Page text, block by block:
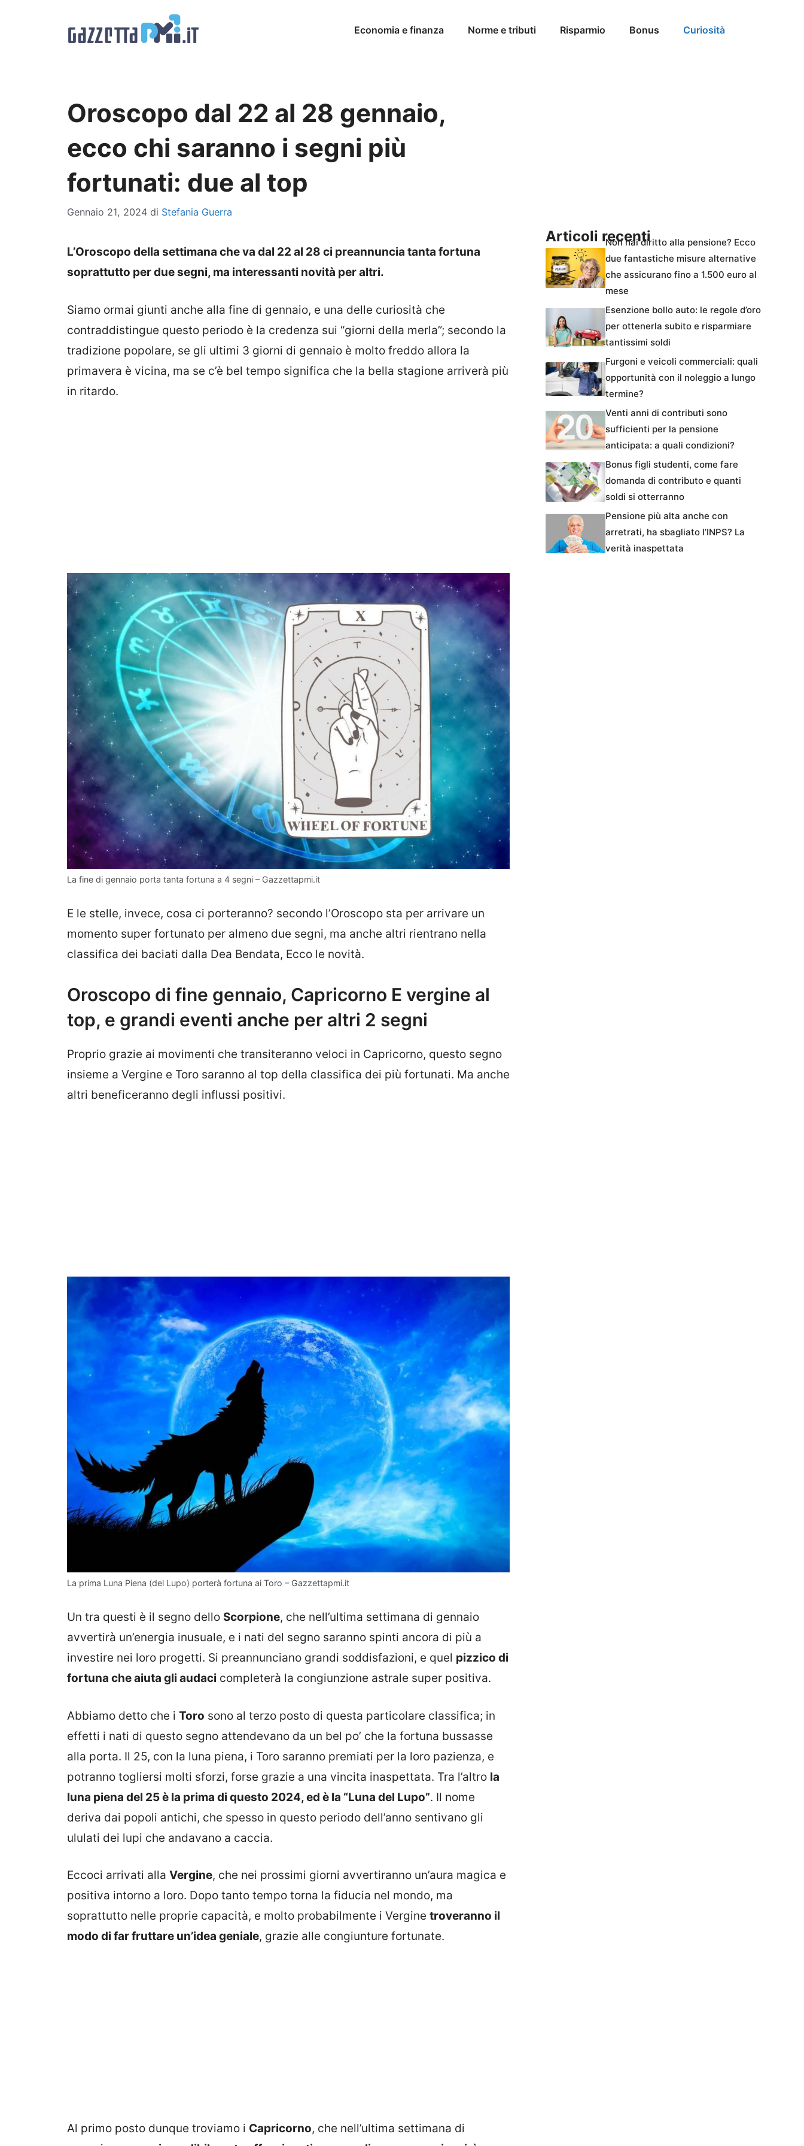
Economia e finanza Norme e tributi Risparmio Bonus Curiosità
Oroscopo dal 22 al 28 gennaio,
ecco chi saranno i segni più
fortunati: due al top
Gennaio 21, 2024 di Stefania Guerra
L’Oroscopo della settimana che va dal 22 al 28 ci preannuncia tanta fortuna
soprattutto per due segni, ma interessanti novità per altri.
Siamo ormai giunti anche alla fine di gennaio, e una delle curiosità che
contraddistingue questo periodo è la credenza sui “giorni della merla”; secondo la
tradizione popolare, se gli ultimi 3 giorni di gennaio è molto freddo allora la
primavera è vicina, ma se c’è bel tempo significa che la bella stagione arriverà più
in ritardo.
La fine di gennaio porta tanta fortuna a 4 segni – Gazzettapmi.it
E le stelle, invece, cosa ci porteranno? secondo l’Oroscopo sta per arrivare un
momento super fortunato per almeno due segni, ma anche altri rientrano nella
classifica dei baciati dalla Dea Bendata, Ecco le novità.
Oroscopo di fine gennaio, Capricorno E vergine al
top, e grandi eventi anche per altri 2 segni
Proprio grazie ai movimenti che transiteranno veloci in Capricorno, questo segno
insieme a Vergine e Toro saranno al top della classifica dei più fortunati. Ma anche
altri beneficeranno degli influssi positivi.
La prima Luna Piena (del Lupo) porterà fortuna ai Toro – Gazzettapmi.it
Un tra questi è il segno dello Scorpione, che nell’ultima settimana di gennaio
avvertirà un’energia inusuale, e i nati del segno saranno spinti ancora di più a
investire nei loro progetti. Si preannunciano grandi soddisfazioni, e quel pizzico di
fortuna che aiuta gli audaci completerà la congiunzione astrale super positiva.
Abbiamo detto che i Toro sono al terzo posto di questa particolare classifica; in
effetti i nati di questo segno attendevano da un bel po’ che la fortuna bussasse
alla porta. Il 25, con la luna piena, i Toro saranno premiati per la loro pazienza, e
potranno togliersi molti sforzi, forse grazie a una vincita inaspettata. Tra l’altro la
luna piena del 25 è la prima di questo 2024, ed è la “Luna del Lupo”. Il nome
deriva dai popoli antichi, che spesso in questo periodo dell’anno sentivano gli
ululati dei lupi che andavano a caccia.
Eccoci arrivati alla Vergine, che nei prossimi giorni avvertiranno un’aura magica e
positiva intorno a loro. Dopo tanto tempo torna la fiducia nel mondo, ma
soprattutto nelle proprie capacità, e molto probabilmente i Vergine troveranno il
modo di far fruttare un’idea geniale, grazie alle congiunture fortunate.
Al primo posto dunque troviamo i Capricorno, che nell’ultima settimana di
Articoli recentiNon hai diritto alla pensione? Ecco
due fantastiche misure alternative
che assicurano fino a 1.500 euro al
mese
Esenzione bollo auto: le regole d’oro
per ottenerla subito e risparmiare
tantissimi soldi
Furgoni e veicoli commerciali: quali
opportunità con il noleggio a lungo
termine?
Venti anni di contributi sono
sufficienti per la pensione
anticipata: a quali condizioni?
Bonus figli studenti, come fare
domanda di contributo e quanti
soldi si otterranno
Pensione più alta anche con
arretrati, ha sbagliato l’INPS? La
verità inaspettata